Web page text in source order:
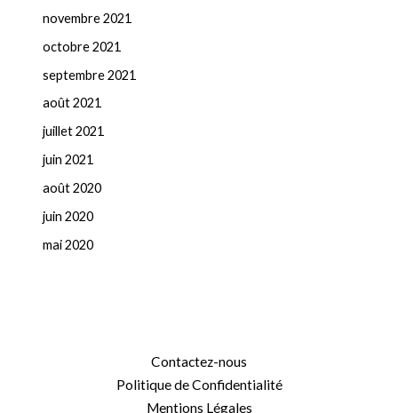
novembre 2021
octobre 2021
septembre 2021
août 2021
juillet 2021
juin 2021
août 2020
juin 2020
mai 2020
Contactez-nous
Politique de Confidentialité
Mentions Légales